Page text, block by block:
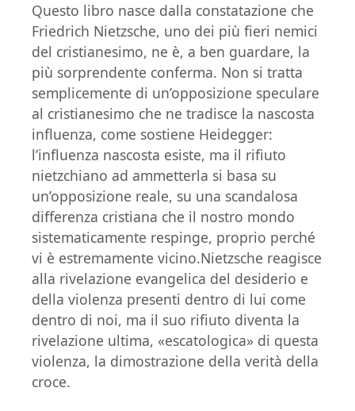
Questo libro nasce dalla constatazione che
Friedrich Nietzsche, uno dei più fieri nemici
del cristianesimo, ne è, a ben guardare, la
più sorprendente conferma. Non si tratta
semplicemente di un’opposizione speculare
al cristianesimo che ne tradisce la nascosta
influenza, come sostiene Heidegger:
l’influenza nascosta esiste, ma il rifiuto
nietzchiano ad ammetterla si basa su
un’opposizione reale, su una scandalosa
differenza cristiana che il nostro mondo
sistematicamente respinge, proprio perché
vi è estremamente vicino.Nietzsche reagisce
alla rivelazione evangelica del desiderio e
della violenza presenti dentro di lui come
dentro di noi, ma il suo rifiuto diventa la
rivelazione ultima, «escatologica» di questa
violenza, la dimostrazione della verità della
croce.